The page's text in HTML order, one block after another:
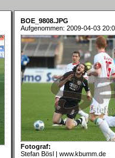
BOE_9808.JPG
Aufgenommen: 2009-04-03
Fotograf:
Stefan Bösl | www.kbumm.de